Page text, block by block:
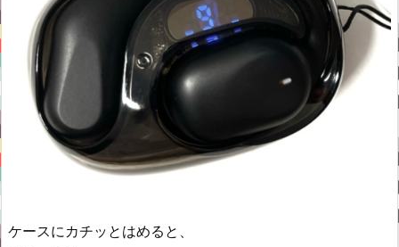
ケースにカチッとはめると、